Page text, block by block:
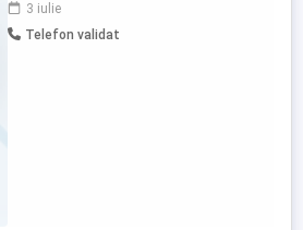
3 iulie
Telefon validat